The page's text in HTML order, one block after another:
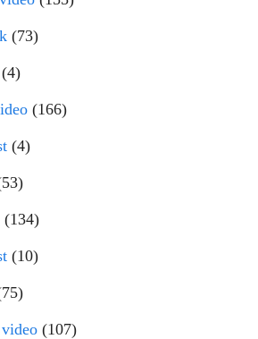
(73)
(4)
(166)
(4)
(134)
(10)
(107)